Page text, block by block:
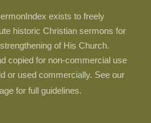
exists to freely
historic Christian sermons for
of His Church.
copied for non-commercial use
or used commercially. See our
for full guidelines.